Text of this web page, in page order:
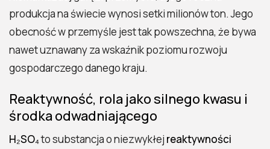
produkcja na świecie wynosi setki milionów ton. Jego
obecność w przemyśle jest tak powszechna, że bywa
nawet uznawany za wskaźnik poziomu rozwoju
gospodarczego danego kraju.
Reaktywność, rola jako silnego kwasu i
środka odwadniającego
H₂SO₄to substancja o niezwykłej reaktywności